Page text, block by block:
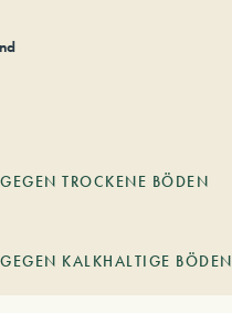
TROCKENE BÖDEN
KALKHALTIGE BÖDEN